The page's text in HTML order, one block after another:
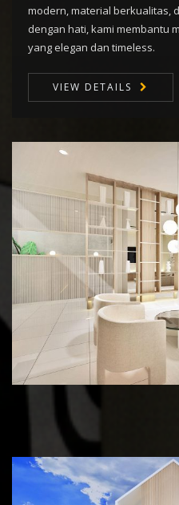
modern, material berkualitas,
dengan hati, kami membantu
yang elegan dan timeless.
VIEW DETAILS